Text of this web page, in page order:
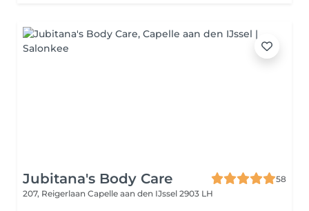
Jubitana's Body Care
58
207, Reigerlaan Capelle aan den IJssel 2903 LH